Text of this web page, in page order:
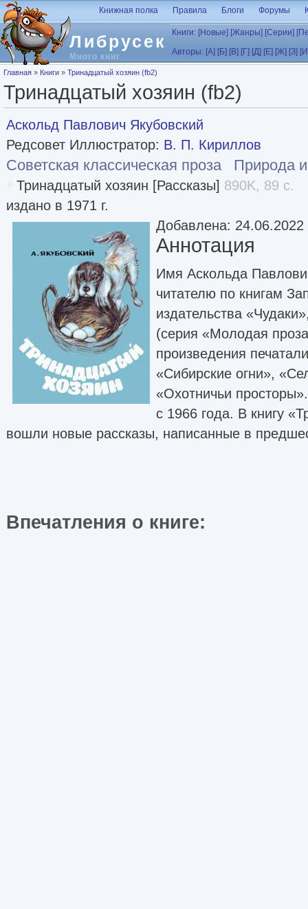
Перейти к основному содержанию
Либрусек
Много книг
Книжная полка Правила Блоги Форумы
Книги: [Новые] [Жанры] [Серии]
Авторы: [А] [Б] [В] [Г] [Д] [Е] [Ж] [З]
Вы здесь
Главная » Книги » Тринадцатый хозяин (fb2)
Тринадцатый хозяин (fb2)
Аскольд Павлович Якубовский
Редсовет Иллюстратор: В. П. Кириллов
Советская классическая проза Природа
Тринадцатый хозяин [Рассказы] 890K, 89 с.
издано в 1971 г.
Добавлена: 24.06.2022
Аннотация
Имя Аскольда
читателю по книгам
издательства
(серия «Молодая
произведения
«Сибирские огни»,
«Охотничьи
с 1966 года. В книгу
вошли новые рассказы, написанные в
Впечатления о книге: